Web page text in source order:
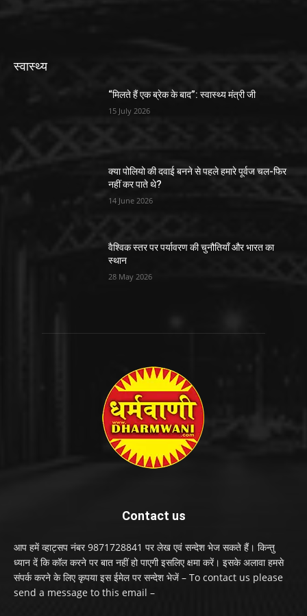
स्वास्थ्य
“मिलते हैं एक ब्रेक के बाद”: स्वास्थ्य मंत्री जी
15 July 2026
क्या पोलियो की दवाई बनने से पहले हमारे पूर्वज चल-फिर
नहीं कर पाते थे?
14 June 2026
वैश्विक स्तर पर पर्यावरण की चुनौतियाँ और भारत का
स्थान
28 May 2026
Contact us
आप हमें व्हाट्सप नंबर 9871728841 पर लेख एवं सन्देश भेज सकते हैं। किन्तु
ध्यान दें कि कॉल करने पर बात नहीं हो पाएगी इसलिए क्षमा करें। इसके अलावा हमसे
संपर्क करने के लिए कृपया इस ईमेल पर सन्देश भेजें – To contact us please
send a message to this email –